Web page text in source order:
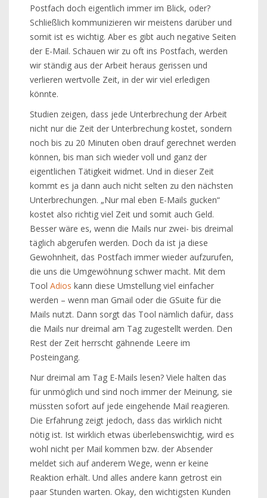
Postfach doch eigentlich immer im Blick, oder?
Schließlich kommunizieren wir meistens darüber und
somit ist es wichtig. Aber es gibt auch negative Seiten
der E-Mail. Schauen wir zu oft ins Postfach, werden
wir ständig aus der Arbeit heraus gerissen und
verlieren wertvolle Zeit, in der wir viel erledigen
könnte.
Studien zeigen, dass jede Unterbrechung der Arbeit
nicht nur die Zeit der Unterbrechung kostet, sondern
noch bis zu 20 Minuten oben drauf gerechnet werden
können, bis man sich wieder voll und ganz der
eigentlichen Tätigkeit widmet. Und in dieser Zeit
kommt es ja dann auch nicht selten zu den nächsten
Unterbrechungen. „Nur mal eben E-Mails gucken“
kostet also richtig viel Zeit und somit auch Geld.
Besser wäre es, wenn die Mails nur zwei- bis dreimal
täglich abgerufen werden. Doch da ist ja diese
Gewohnheit, das Postfach immer wieder aufzurufen,
die uns die Umgewöhnung schwer macht. Mit dem
Tool Adios kann diese Umstellung viel einfacher
werden – wenn man Gmail oder die GSuite für die
Mails nutzt. Dann sorgt das Tool nämlich dafür, dass
die Mails nur dreimal am Tag zugestellt werden. Den
Rest der Zeit herrscht gähnende Leere im
Posteingang.
Nur dreimal am Tag E-Mails lesen? Viele halten das
für unmöglich und sind noch immer der Meinung, sie
müssten sofort auf jede eingehende Mail reagieren.
Die Erfahrung zeigt jedoch, dass das wirklich nicht
nötig ist. Ist wirklich etwas überlebenswichtig, wird es
wohl nicht per Mail kommen bzw. der Absender
meldet sich auf anderem Wege, wenn er keine
Reaktion erhält. Und alles andere kann getrost ein
paar Stunden warten. Okay, den wichtigsten Kunden